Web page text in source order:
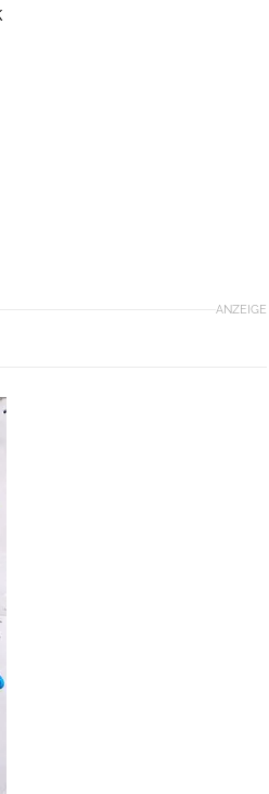
ANZEIGE